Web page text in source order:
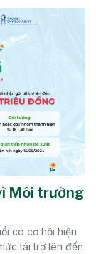
Môi trường
có cơ hội hiện
tài trợ lên đến